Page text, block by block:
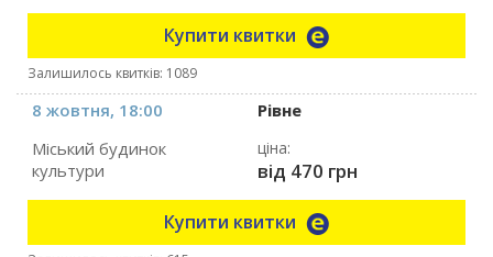
Купити квитки
Залишилось квитків: 1089
8 жовтня, 18:00
Рівне
Міський будинок
культури
ціна:
від 470 грн
Купити квитки